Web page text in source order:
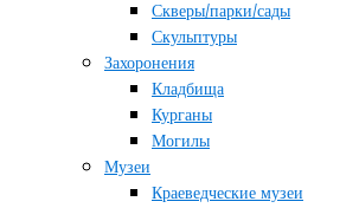
Скверы/парки/сады
Скульптуры
Захоронения
Кладбища
Курганы
Могилы
Музеи
Краеведческие музеи